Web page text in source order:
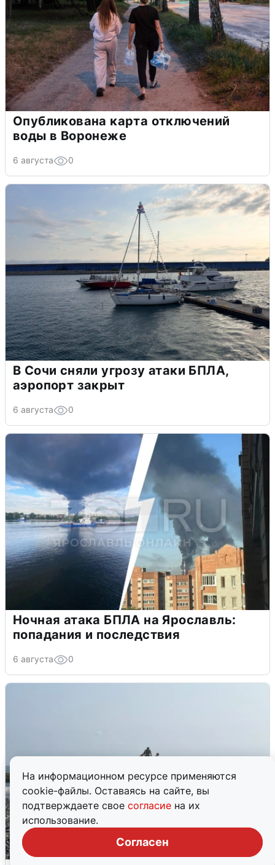
На информационном ресурсе применяются
cookie-файлы. Оставаясь на сайте, вы
подтверждаете свое согласие на их
использование.
Согласен
Опубликована карта отключений
воды в Воронеже
6 августа 0
В Сочи сняли угрозу атаки БПЛА,
аэропорт закрыт
6 августа 0
Ночная атака БПЛА на Ярославль:
попадания и последствия
6 августа 0